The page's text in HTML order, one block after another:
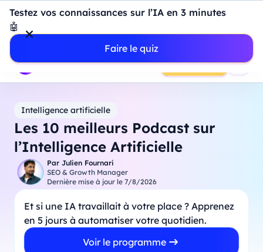
Testez vos connaissances sur l’IA en 3 minutes
🤖
Faire le quiz
Introduction à Power BI : construisez votre premier
dashboard de A à Z
- Mardi 11 Août
18h00
Professionnels
Étudiants Parents Entreprises
Prendre RDV
Intelligence artificielle
Les 10 meilleurs Podcast sur
l’Intelligence Artificielle
Par Julien Fournari
SEO & Growth Manager
Dernière mise à jour le 7/8/2026
Et si une IA travaillait à votre place ? Apprenez
en 5 jours à automatiser votre quotidien.
Voir le programme